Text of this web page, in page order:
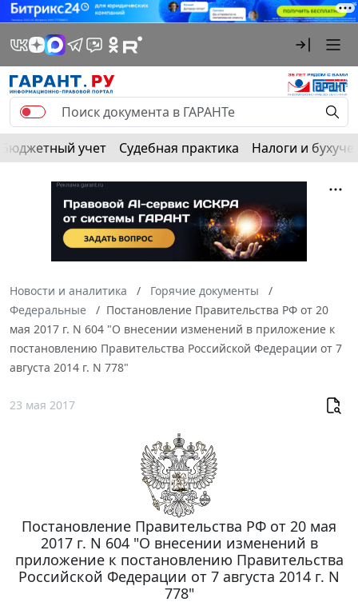
Бюджетный учет Судебная практика Налоги и
Новости и аналитика
Горячие документы
Федеральные
Постановление Правительства РФ от 20
мая 2017 г. N 604 "О внесении изменений в приложение к
постановлению Правительства Российской Федерации от 7
августа 2014 г. N 778"
23 мая 2017
Постановление Правительства РФ от 20 мая
2017 г. N 604 "О внесении изменений в
приложение к постановлению Правительства
Российской Федерации от 7 августа 2014 г. N
778"